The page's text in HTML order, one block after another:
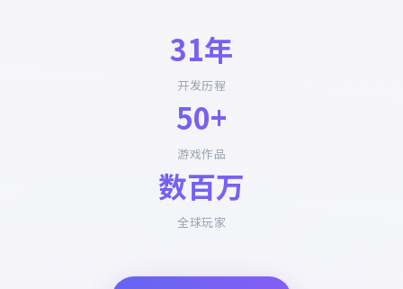
31年
开发历程
50+
游戏作品
数百万
全球玩家